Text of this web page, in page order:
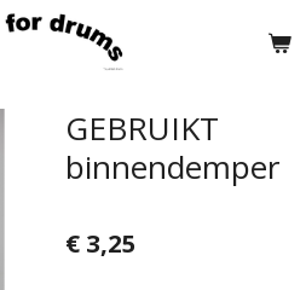
GEBRUIKT
binnendemper
€ 3,25